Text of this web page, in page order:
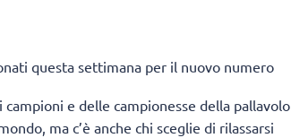
questa settimana per il nuovo numero
campioni e delle campionesse della pallavolo
ma c’è anche chi sceglie di rilassarsi